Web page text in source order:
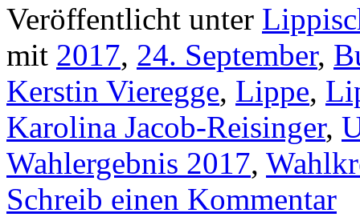
Veröffentlicht unter
mit 2017, 24. September,
Kerstin Vieregge, Lippe,
Karolina Jacob-Reisinger,
Wahlergebnis 2017,
Schreib einen Kommentar